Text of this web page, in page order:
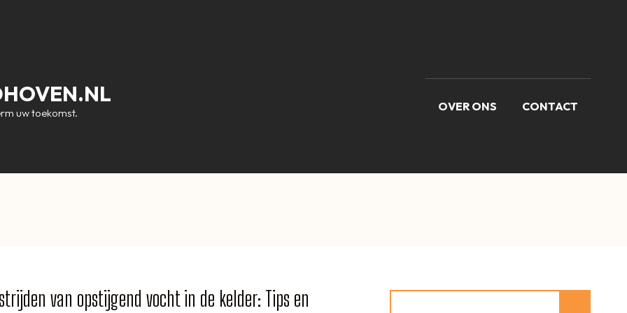
uw toekomst. OVER ONS CONTACT
van opstijgend vocht in de kelder: Tips en